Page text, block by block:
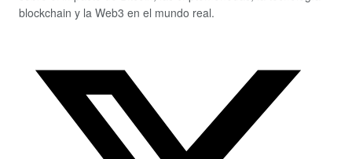
blockchain y la Web3 en el mundo real.